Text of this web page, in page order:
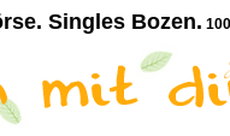
Singles Bozen.